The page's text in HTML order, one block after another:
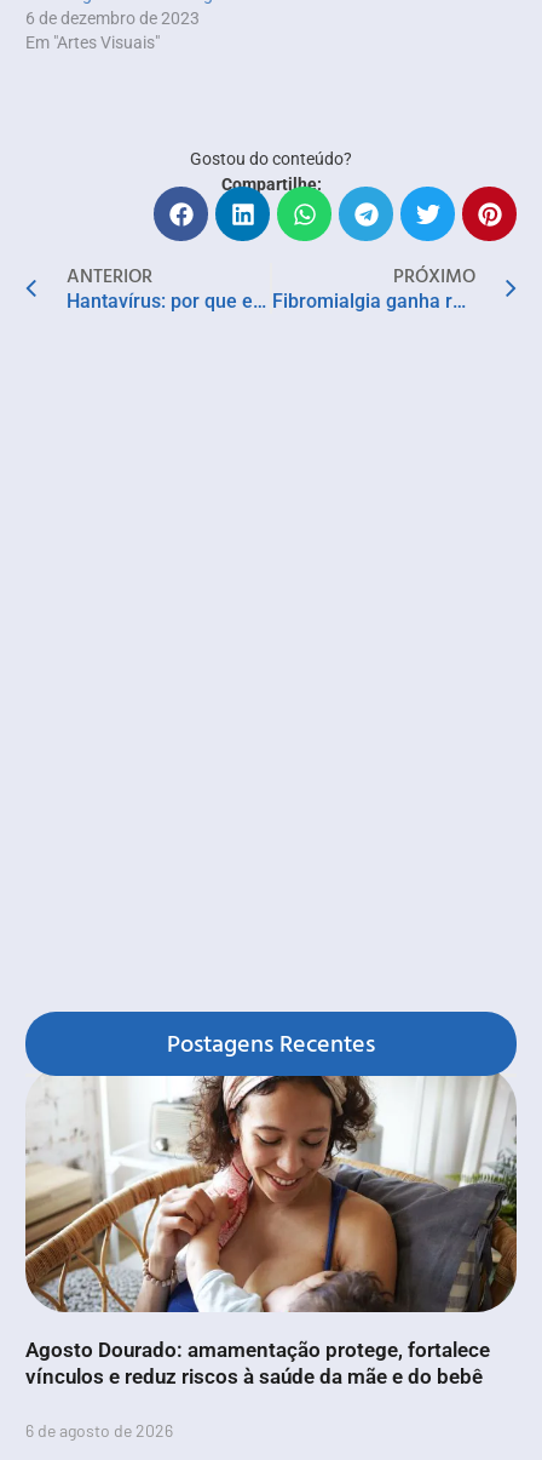
6 de dezembro de 2023
Em "Artes Visuais"
Gostou do conteúdo?
Compartilhe:
ANTERIOR
Hantavírus: por que especialistas pedem atenção, mas descartam alarmismo
PRÓXIMO
Fibromialgia ganha respaldo legal, mas diagnóstico e tratamento continuam desafiadores
Postagens Recentes
Agosto Dourado: amamentação protege, fortalece
vínculos e reduz riscos à saúde da mãe e do bebê
6 de agosto de 2026